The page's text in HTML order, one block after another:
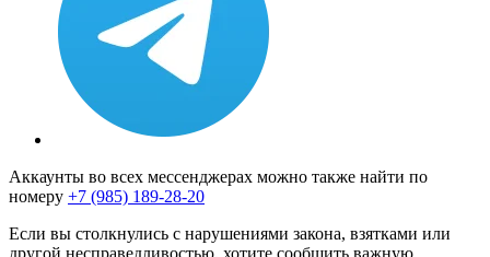
Аккаунты во всех мессенджерах можно также найти по
номеру +7 (985) 189-28-20
Если вы столкнулись с нарушениями закона, взятками или
другой несправедливостью, хотите сообщить важную